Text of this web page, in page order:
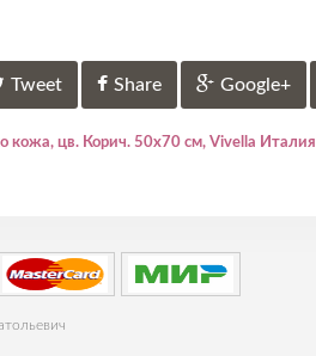
Tweet Share Google+
кожа, цв. Корич. 50х70 см, Vivella Италия